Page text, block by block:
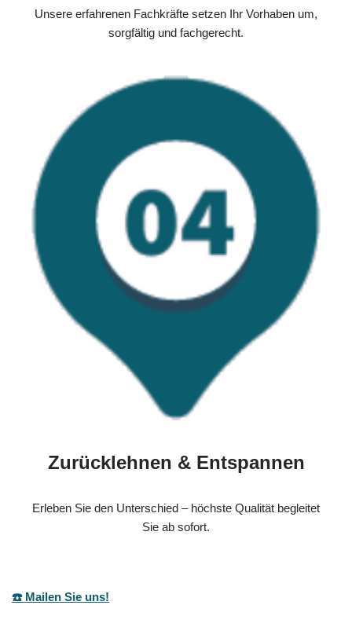
Unsere erfahrenen Fachkräfte setzen Ihr Vorhaben um,
sorgfältig und fachgerecht.
Zurücklehnen & Entspannen
Erleben Sie den Unterschied – höchste Qualität begleitet
Sie ab sofort.
☎️ Mailen Sie uns!